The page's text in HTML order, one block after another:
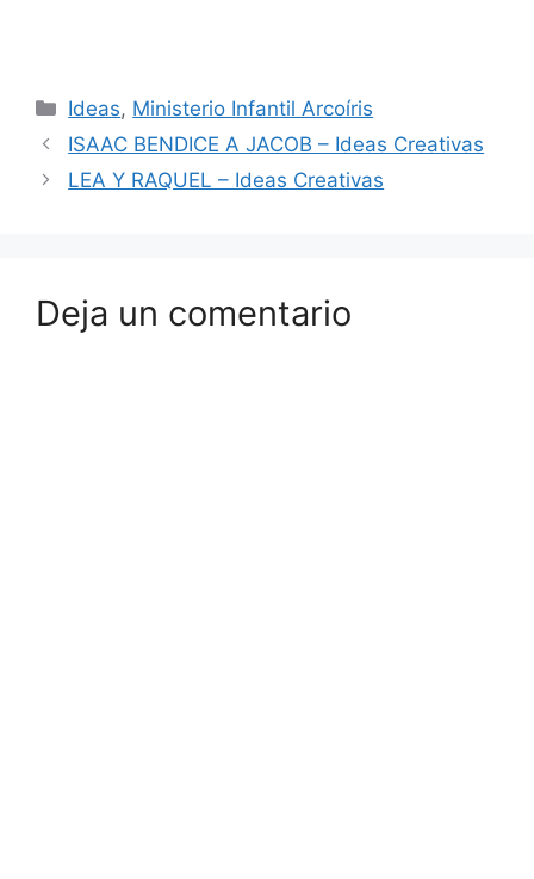
Ideas, Ministerio Infantil Arcoíris
ISAAC BENDICE A JACOB – Ideas Creativas
LEA Y RAQUEL – Ideas Creativas
Deja un comentario